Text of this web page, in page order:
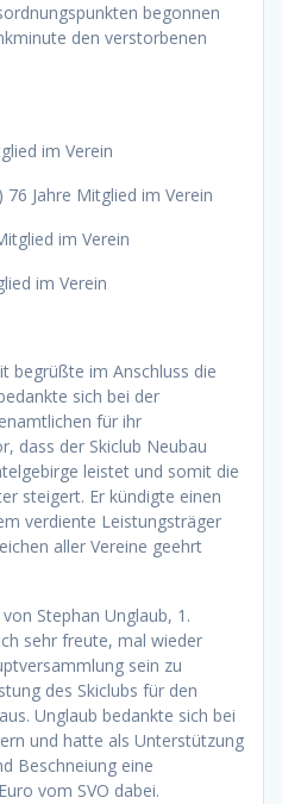
begonnen
den verstorbenen
im Verein
Jahre Mitglied im Verein
im Verein
im Verein
begrüßte im Anschluss die
sich bei der
für ihr
dass der Skiclub Neubau
leistet und somit die
steigert. Er kündigte einen
verdiente Leistungsträger
aller Vereine geehrt
Stephan Unglaub, 1.
sehr freute, mal wieder
sein zu
des Skiclubs für den
Unglaub bedankte sich bei
und hatte als Unterstützung
Beschneiung eine
vom SVO dabei.